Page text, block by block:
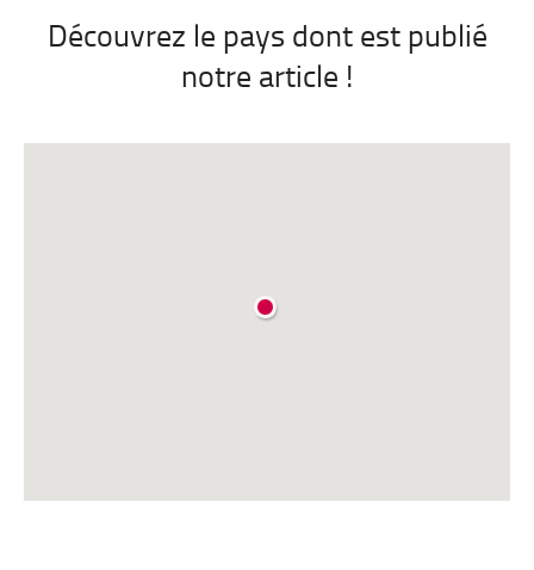
Découvrez le pays dont est publié
notre article !